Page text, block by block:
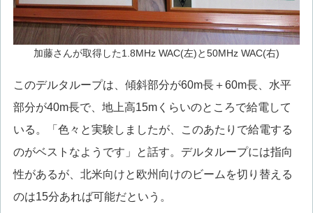
加藤さんが取得した1.8MHz WAC(左)と50MHz WAC(右)
このデルタループは、傾斜部分が60m長＋60m長、水平
部分が40m長で、地上高15mくらいのところで給電して
いる。「色々と実験しましたが、このあたりで給電する
のがベストなようです」と話す。デルタループには指向
性があるが、北米向けと欧州向けのビームを切り替える
のは15分あれば可能だという。